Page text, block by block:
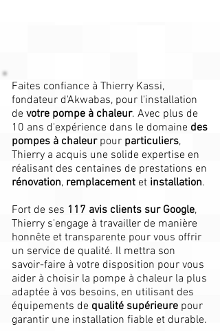
Faites confiance à Thierry Kassi,
fondateur d'Akwabas, pour l'installation
de votre pompe à chaleur. Avec plus de
10 ans d'expérience dans le domaine des
pompes à chaleur pour particuliers,
Thierry a acquis une solide expertise en
réalisant des centaines de prestations en
rénovation, remplacement et installation.
Fort de ses 117 avis clients sur Google,
Thierry s'engage à travailler de manière
honnête et transparente pour vous offrir
un service de qualité. Il mettra son
savoir-faire à votre disposition pour vous
aider à choisir la pompe à chaleur la plus
adaptée à vos besoins, en utilisant des
équipements de qualité supérieure pour
garantir une installation fiable et durable.​